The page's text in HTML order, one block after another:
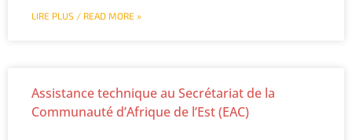
LIRE PLUS / READ MORE »
Assistance technique au Secrétariat de la
Communauté d’Afrique de l’Est (EAC)